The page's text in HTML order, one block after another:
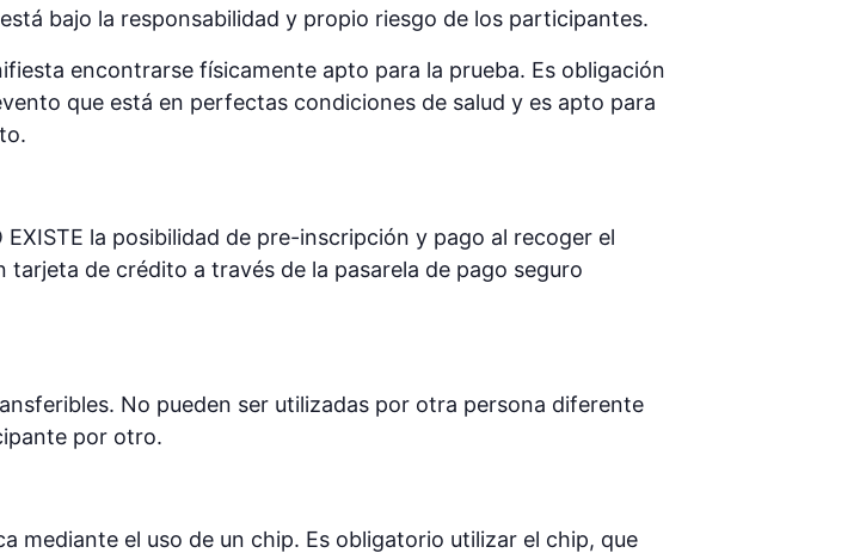
bajo la responsabilidad y propio riesgo de los participantes.
encontrarse físicamente apto para la prueba. Es obligación
que está en perfectas condiciones de salud y es apto para
la posibilidad de pre-inscripción y pago al recoger el
de crédito a través de la pasarela de pago seguro
No pueden ser utilizadas por otra persona diferente
por otro.
mediante el uso de un chip. Es obligatorio utilizar el chip, que